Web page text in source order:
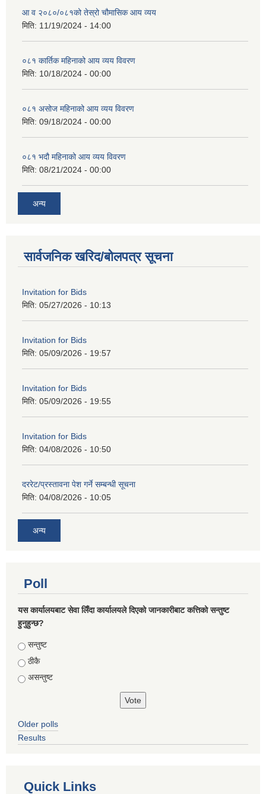
आ व २०८०/०८१को तेस्रो चौमासिक आय व्यय
मिति: 11/19/2024 - 14:00
०८१ कार्तिक महिनाको आय व्यय विवरण
मिति: 10/18/2024 - 00:00
०८१ असोज महिनाको आय व्यय विवरण
मिति: 09/18/2024 - 00:00
०८१ भदौ महिनाको आय व्यय विवरण
मिति: 08/21/2024 - 00:00
अन्य
सार्वजनिक खरिद/बोलपत्र सूचना
Invitation for Bids
मिति: 05/27/2026 - 10:13
Invitation for Bids
मिति: 05/09/2026 - 19:57
Invitation for Bids
मिति: 05/09/2026 - 19:55
Invitation for Bids
मिति: 04/08/2026 - 10:50
दररेट/प्रस्तावना पेश गर्ने सम्बन्धी सूचना
मिति: 04/08/2026 - 10:05
अन्य
Poll
यस कार्यालयबाट सेवा लिँदा कार्यालयले दिएको जानकारीबाट कत्तिको सन्तुष्ट
हुनुहुन्छ?
Choices
सन्तुष्ट
ठीकै
असन्तुष्ट
Older polls
Results
Quick Links